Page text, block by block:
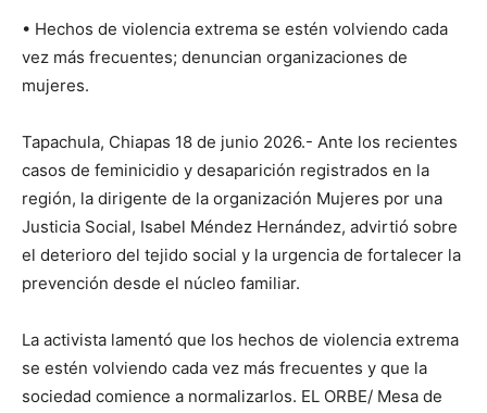
• Hechos de violencia extrema se estén volviendo cada
vez más frecuentes; denuncian organizaciones de
mujeres.
Tapachula, Chiapas 18 de junio 2026.- Ante los recientes
casos de feminicidio y desaparición registrados en la
región, la dirigente de la organización Mujeres por una
Justicia Social, Isabel Méndez Hernández, advirtió sobre
el deterioro del tejido social y la urgencia de fortalecer la
prevención desde el núcleo familiar.
La activista lamentó que los hechos de violencia extrema
se estén volviendo cada vez más frecuentes y que la
sociedad comience a normalizarlos. EL ORBE/ Mesa de